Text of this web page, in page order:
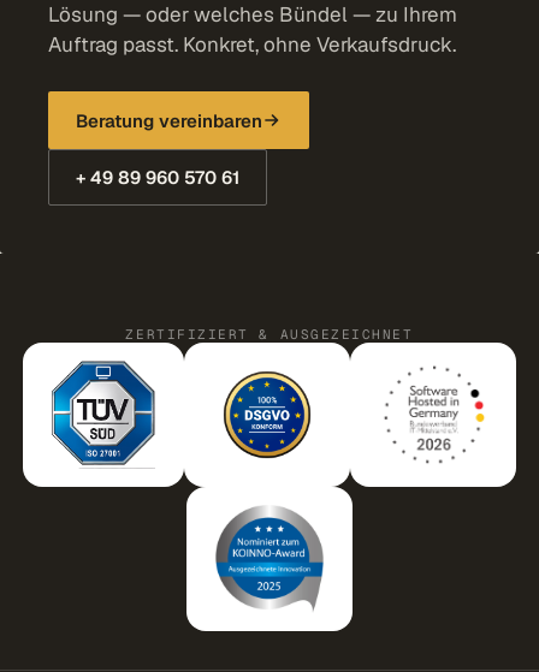
Lösung — oder welches Bündel — zu Ihrem
Auftrag passt. Konkret, ohne Verkaufsdruck.
Beratung vereinbaren
+ 49 89 960 570 61
ZERTIFIZIERT & AUSGEZEICHNET